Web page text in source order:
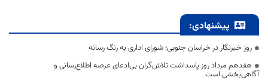
پیشنهادی:
روز خبرنگار در خراسان جنوبی؛ شورای اداری به رنگ رسانه
هفدهم مرداد روز پاسداشت تلاش‌گران بی‌ادعای عرصه اطلاع‌رسانی و
آگاهی‌بخشی است